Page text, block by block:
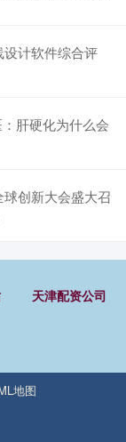
计软件综合评
肝硬化为什么会
创新大会盛大召
天津配资公司
地图